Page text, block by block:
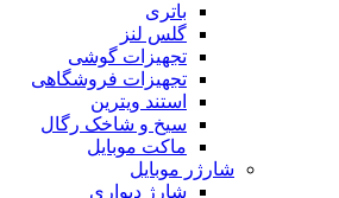
باتری
گلس لنز
تجهیزات گوشی
تجهیزات فروشگاهی
استند ویترین
سیخ و شاخک رگال
ماکت موبایل
شارژر موبایل
شارژ دیواری